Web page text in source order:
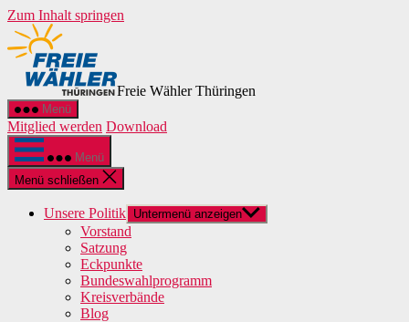
Zum Inhalt springen
Freie Wähler Thüringen
Menü
Mitglied werden Download
Menü
Menü schließen
Unsere Politik Untermenü anzeigen
Vorstand
Satzung
Eckpunkte
Bundeswahlprogramm
Kreisverbände
Blog